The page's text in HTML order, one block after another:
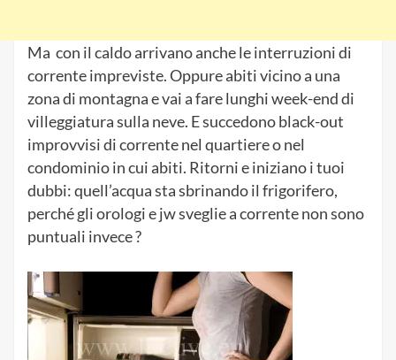
Ma con il caldo arrivano anche le interruzioni di
corrente impreviste. Oppure abiti vicino a una
zona di montagna e vai a fare lunghi week-end di
villeggiatura sulla neve. E succedono black-out
improvvisi di corrente nel quartiere o nel
condominio in cui abiti. Ritorni e iniziano i tuoi
dubbi: quell’acqua sta sbrinando il frigorifero,
perché gli orologi e jw sveglie a corrente non sono
puntuali invece ?